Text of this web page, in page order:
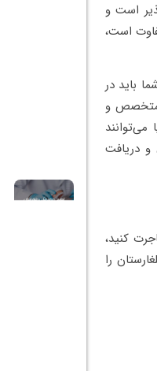
است و
است،
باید در
متخصص و
و دریافت
کنید،
را